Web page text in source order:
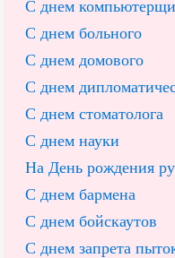
С днем
С днем больного
С днем домового
С днем
С днем стоматолога
С днем науки
На День рождения
С днем бармена
С днем бойскаутов
С днем запрета